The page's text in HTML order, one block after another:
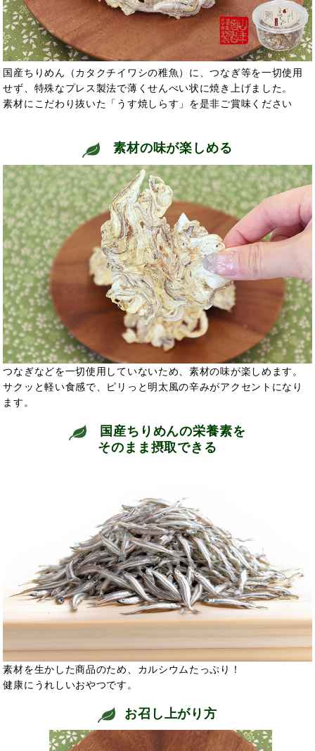
国産ちりめん（カタクチイワシの稚魚）に、つなぎ等を一切使用
せず、特殊なプレス製法で薄くせんべい状に焼き上げました。
素材にこだわり抜いた「うす焼しらす」を是非ご賞味ください
素材の味が楽しめる
つなぎなどを一切使用していないため、素材の味が楽しめます。
サクッと軽い食感で、ピリっと明太風の辛みがアクセントになり
ます。
国産ちりめんの栄養素を
そのまま摂取できる
素材を生かした商品のため、カルシウムたっぷり！
健康にうれしいおやつです。
お召し上がり方